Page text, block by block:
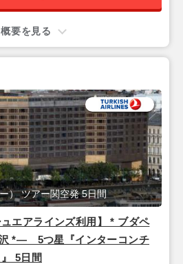
概要を見る
ュエアラインズ利用】 * ブダペ
沢 *― 5つ星『インターコンチ
5日間
） ツアー関空発 5日間